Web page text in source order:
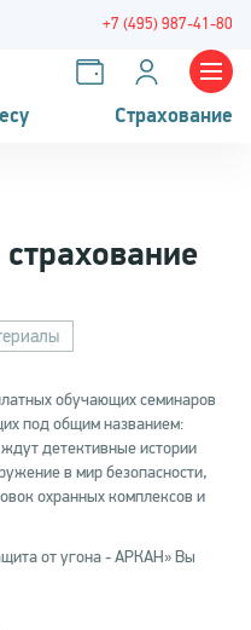
+7 (495) 987-41-80
Страхование
обучающих семинаров
под общим названием:
детективные истории
в мир безопасности,
охранных комплексов и
от угона - АРКАН» Вы